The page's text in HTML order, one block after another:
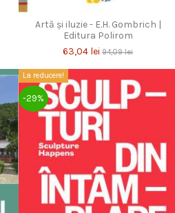
Artă şi iluzie - E.H. Gombrich |
Editura Polirom
63,04 lei94,09 lei
La reducere!
-29%